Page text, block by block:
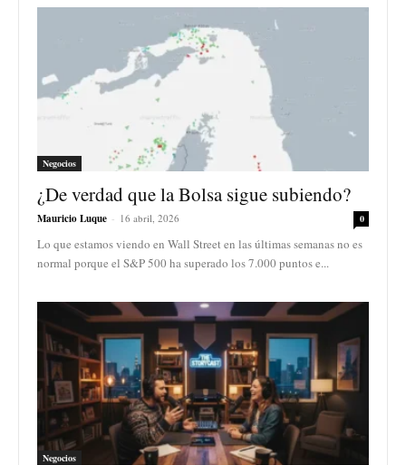
Negocios
¿De verdad que la Bolsa sigue subiendo?
Mauricio Luque - 16 abril, 2026 0
Lo que estamos viendo en Wall Street en las últimas semanas no es
normal porque el S&P 500 ha superado los 7.000 puntos e...
Negocios